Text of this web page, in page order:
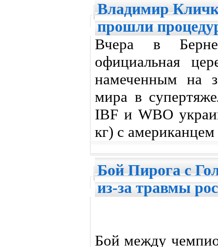
Владимир
прошли
Вчера в
официальная
намеченным на
мира в
IBF и WBO
кг) с
Бой Пирога с
из-за травмы
Бой между